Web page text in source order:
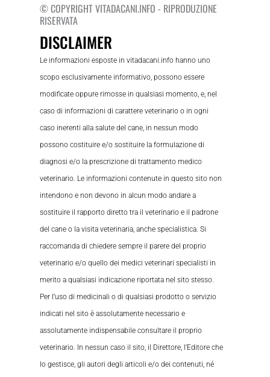
© COPYRIGHT VITADACANI.INFO - RIPRODUZIONE
RISERVATA
DISCLAIMER
Le informazioni esposte in vitadacani.info hanno uno
scopo esclusivamente informativo, possono essere
modificate oppure rimosse in qualsiasi momento, e, nel
caso di informazioni di carattere veterinario o in ogni
caso inerenti alla salute del cane, in nessun modo
possono costituire e/o sostituire la formulazione di
diagnosi e/o la prescrizione di trattamento medico
veterinario. Le informazioni contenute in questo sito non
intendono e non devono in alcun modo andare a
sostituire il rapporto diretto tra il veterinario e il padrone
del cane o la visita veterinaria, anche specialistica. Si
raccomanda di chiedere sempre il parere del proprio
veterinario e/o quello dei medici veterinari specialisti in
merito a qualsiasi indicazione riportata nel sito stesso.
Per l’uso di medicinali o di qualsiasi prodotto o servizio
indicati nel sito è assolutamente necessario e
assolutamente indispensabile consultare il proprio
veterinario. In nessun caso il sito, il Direttore, l’Editore che
lo gestisce, gli autori degli articoli e/o dei contenuti, né